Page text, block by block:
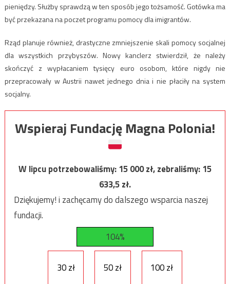
pieniędzy. Służby sprawdzą w ten sposób jego tożsamość. Gotówka ma
być przekazana na poczet programu pomocy dla imigrantów.
Rząd planuje również, drastyczne zmniejszenie skali pomocy socjalnej
dla wszystkich przybyszów. Nowy kanclerz stwierdził, że należy
skończyć z wypłacaniem tysięcy euro osobom, które nigdy nie
przepracowały w Austrii nawet jednego dnia i nie płaciły na system
socjalny.
Wspieraj Fundację Magna Polonia!
W lipcu potrzebowaliśmy:15 000zł, zebraliśmy:15
633,5zł.
Dziękujemy! i zachęcamy do dalszego wsparcia naszej
fundacji.
104%
30 zł 50 zł 100 zł